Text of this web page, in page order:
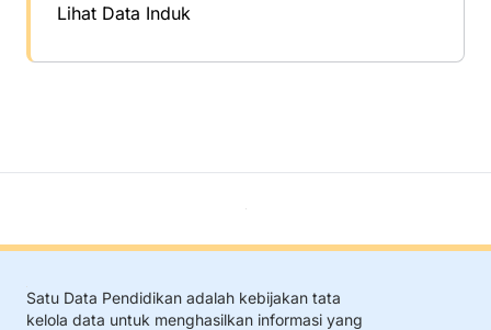
Lihat Data Induk
Satu Data Pendidikan adalah kebijakan tata
kelola data untuk menghasilkan informasi yang